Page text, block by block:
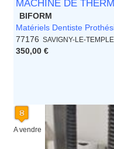
MACHINE DE
BIFORM
Matériels Dentiste
77176 SAVIGNY-LE-TEMPLE
350,00 €
A vendre